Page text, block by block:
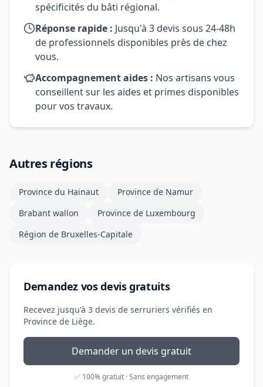
spécificités du bâti régional.
Réponse rapide : Jusqu'à 3 devis sous 24-48h
de professionnels disponibles près de chez
vous.
Accompagnement aides : Nos artisans vous
conseillent sur les aides et primes disponibles
pour vos travaux.
Autres régions
Province du Hainaut
Province de Namur
Brabant wallon
Province de Luxembourg
Région de Bruxelles-Capitale
Demandez vos devis gratuits
Recevez jusqu'à 3 devis de serruriers vérifiés en
Province de Liège.
Demander un devis gratuit
✅ 100% gratuit · Sans engagement